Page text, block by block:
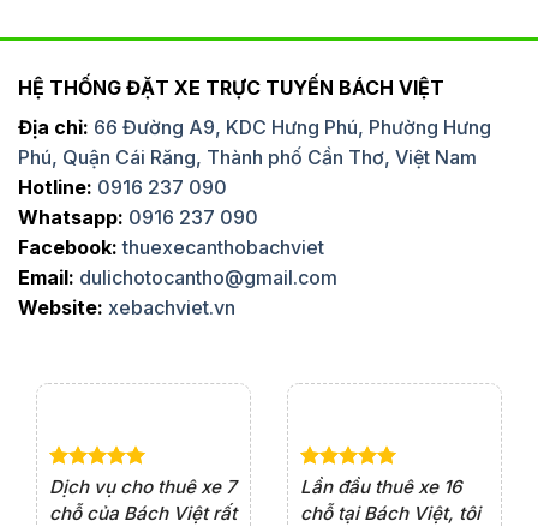
HỆ THỐNG ĐẶT XE TRỰC TUYẾN BÁCH VIỆT
Địa chỉ: 66 Đường A9, KDC Hưng Phú, Phường Hưng
Phú, Quận Cái Răng, Thành phố Cần Thơ, Việt Nam
Hotline: 0916 237 090
Whatsapp: 0916 237 090
Facebook: thuexecanthobachviet
Email: dulichotocantho@gmail.com
Website: xebachviet.vn
Dịch vụ cho thuê xe 7
chỗ của Bách Việt rất
Lần đầu thuê xe 16
chỗ tại Bách Việt, tôi